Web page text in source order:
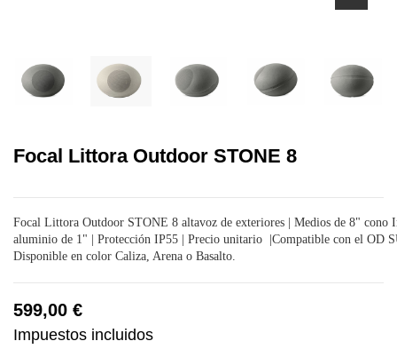
Focal Littora Outdoor STONE 8
Focal Littora Outdoor STONE 8 altavoz de exteriores | Medios de 8" cono
aluminio de 1" | Protección IP55 | Precio unitario |Compatible con el OD
Disponible en color Caliza, Arena o Basalto.
599,00 €
Impuestos incluidos